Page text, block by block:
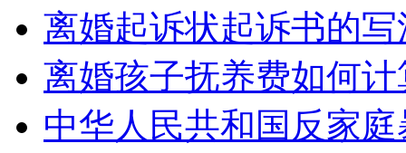
离婚起诉状起诉书的写
离婚孩子抚养费如何
中华人民共和国反家